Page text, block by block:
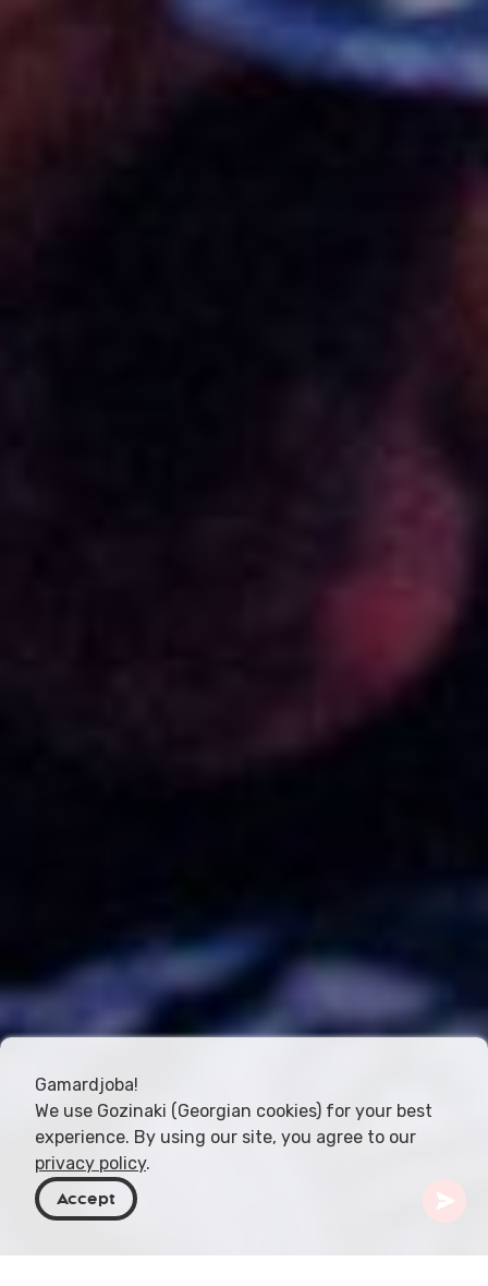
Gamardjoba!
We use Gozinaki (Georgian cookies) for your best
experience. By using our site, you agree to our
privacy policy.
Accept